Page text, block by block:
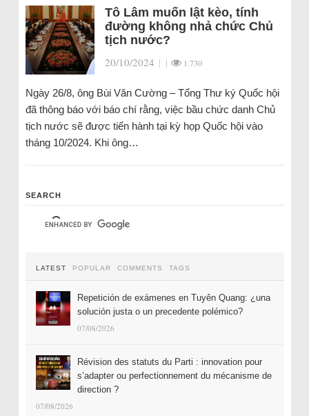
Tô Lâm muốn lật kèo, tính
đường không nhả chức Chủ
tịch nước?
20/10/2024 | | 1.730
Ngày 26/8, ông Bùi Văn Cường – Tổng Thư ký Quốc hội
đã thông báo với báo chí rằng, việc bầu chức danh Chủ
tịch nước sẽ được tiến hành tại kỳ họp Quốc hội vào
tháng 10/2024. Khi ông…
SEARCH
LATEST POPULAR COMMENTS TAGS
Repetición de exámenes en Tuyên Quang: ¿una
solución justa o un precedente polémico?
07/08/2026
Révision des statuts du Parti : innovation pour
s’adapter ou perfectionnement du mécanisme de
direction ?
07/08/2026